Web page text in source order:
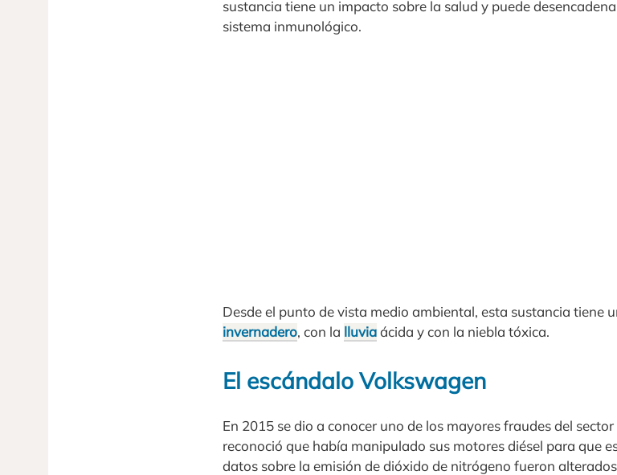
sustancia tiene un impacto sobre la salud y puede
sistema inmunológico.
Desde el punto de vista medio ambiental, esta sustancia tiene
invernadero, con la lluviaácida y con la niebla tóxica.
El escándalo Volkswagen
En 2015 se dio a conocer uno de los mayores fraudes del
reconoció que había manipulado sus motores diésel para que
datos sobre la emisión de dióxido de nitrógeno fueron